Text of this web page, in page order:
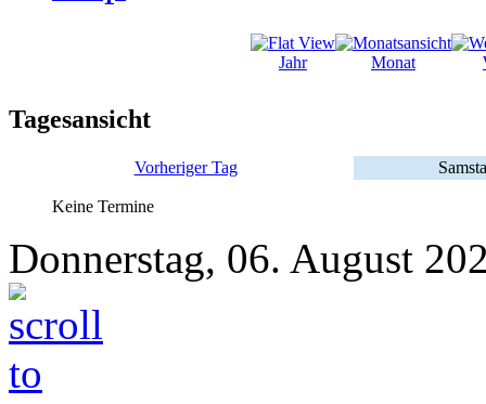
Jahr Monat
Tagesansicht
Vorheriger Tag
Keine Termine
Donnerstag, 06. August